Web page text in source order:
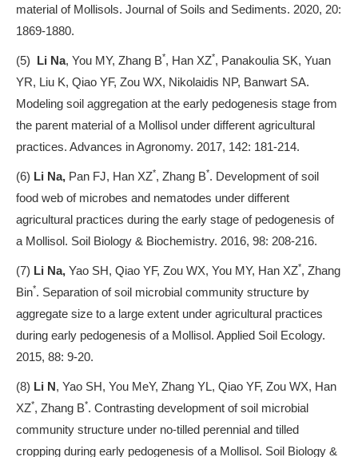
material of Mollisols. Journal of Soils and Sediments. 2020, 20:
1869-1880.
(5) Li Na, You MY, Zhang B*, Han XZ*, Panakoulia SK, Yuan
YR, Liu K, Qiao YF, Zou WX, Nikolaidis NP, Banwart SA.
Modeling soil aggregation at the early pedogenesis stage from
the parent material of a Mollisol under different agricultural
practices. Advances in Agronomy. 2017, 142: 181-214.
(6) Li Na, Pan FJ, Han XZ*, Zhang B*. Development of soil
food web of microbes and nematodes under different
agricultural practices during the early stage of pedogenesis of
a Mollisol. Soil Biology & Biochemistry. 2016, 98: 208-216.
(7) Li Na, Yao SH, Qiao YF, Zou WX, You MY, Han XZ*, Zhang
Bin*. Separation of soil microbial community structure by
aggregate size to a large extent under agricultural practices
during early pedogenesis of a Mollisol. Applied Soil Ecology.
2015, 88: 9-20.
(8) Li N, Yao SH, You MeY, Zhang YL, Qiao YF, Zou WX, Han
XZ*, Zhang B*. Contrasting development of soil microbial
community structure under no-tilled perennial and tilled
cropping during early pedogenesis of a Mollisol. Soil Biology &